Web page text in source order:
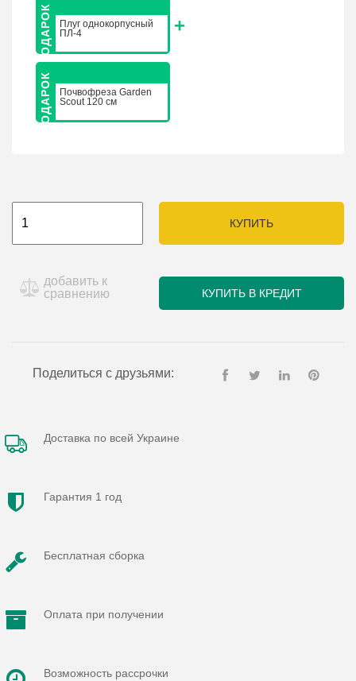
Плуг однокорпусный
ПЛ-4
Почвофреза Garden
Scout 120 см
КУПИТЬ
добавить к
сравнению
КУПИТЬ В КРЕДИТ
Поделиться с друзьями:
Доставка по всей Украине
Гарантия 1 год
Бесплатная сборка
Оплата при получении
Возможность рассрочки